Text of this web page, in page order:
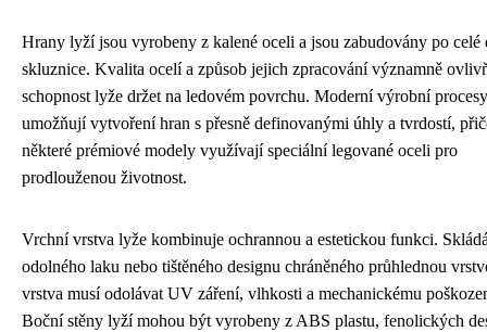
Hrany lyží jsou vyrobeny z kalené oceli a jsou zabudovány po celé
skluznice. Kvalita ocelí a způsob jejich zpracování významně
schopnost lyže držet na ledovém povrchu. Moderní výrobní procesy
umožňují vytvoření hran s přesně definovanými úhly a tvrdostí,
některé prémiové modely využívají speciální legované oceli pro
prodlouženou životnost.
Vrchní vrstva lyže kombinuje ochrannou a estetickou funkci.
odolného laku nebo tištěného designu chráněného průhlednou
vrstva musí odolávat UV záření, vlhkosti a mechanickému
Boční stěny lyží mohou být vyrobeny z ABS plastu, fenolických